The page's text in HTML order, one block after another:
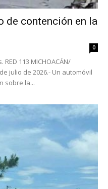
de contención en la
0
113 MICHOACÁN/
julio de 2026.- Un automóvil
sobre la...